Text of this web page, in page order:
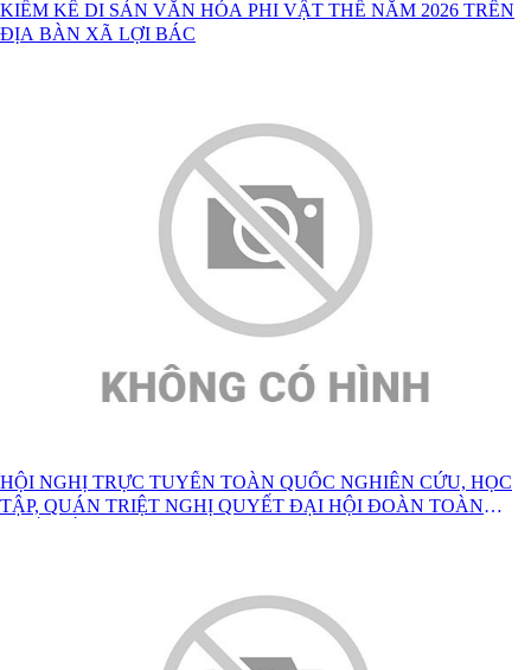
KIỂM KÊ DI SẢN VĂN HÓA PHI VẬT THỂ NĂM 2026 TRÊN
ĐỊA BÀN XÃ LỢI BÁC
HỘI NGHỊ TRỰC TUYẾN TOÀN QUỐC NGHIÊN CỨU, HỌC
TẬP, QUÁN TRIỆT NGHỊ QUYẾT ĐẠI HỘI ĐOÀN TOÀN